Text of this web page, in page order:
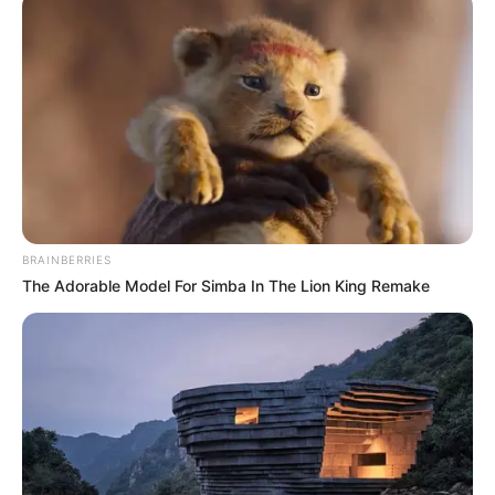
Az, hogy beszálltam az egyik haverom mellé
főiskolás koromban az autóba. Nagyon régen volt,
BRAINBERRIES
The Adorable Model For Simba In The Lion King Remake